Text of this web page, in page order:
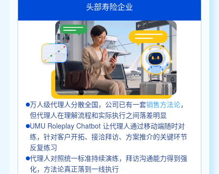
头部寿险企业
万人级代理人分散全国，公司已有一套销售方法论，
但代理人在理解流程和实际执行之间落差明显
UMU Roleplay Chatbot 让代理人通过移动端随时对
练，针对客户开拓、接洽拜访、方案推介的关键环节
反复练习
代理人对照统一标准持续演练，拜访沟通能力得到强
化，方法论真正落到一线执行